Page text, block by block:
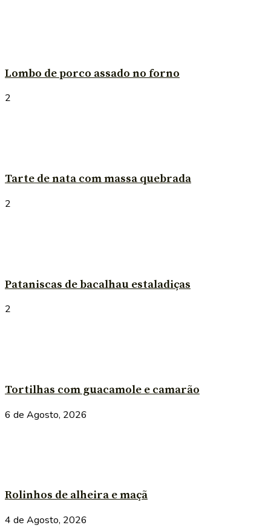
Lombo de porco assado no forno
2
Tarte de nata com massa quebrada
2
Pataniscas de bacalhau estaladiças
2
Tortilhas com guacamole e camarão
6 de Agosto, 2026
Rolinhos de alheira e maçã
4 de Agosto, 2026